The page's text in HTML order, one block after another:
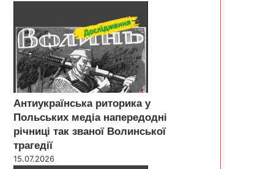
Антиукраїнська риторика у
Польських медіа напередодні
річниці так званої Волинської
трагедії
15.07.2026